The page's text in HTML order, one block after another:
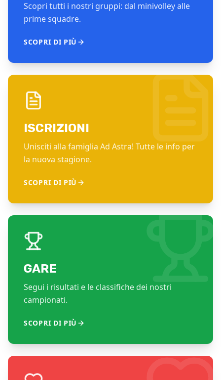
Scopri tutti i nostri gruppi: dal minivolley alle
prime squadre.
SCOPRI DI PIÙ
ISCRIZIONI
Unisciti alla famiglia Ad Astra! Tutte le info per
la nuova stagione.
SCOPRI DI PIÙ
GARE
Segui i risultati e le classifiche dei nostri
campionati.
SCOPRI DI PIÙ